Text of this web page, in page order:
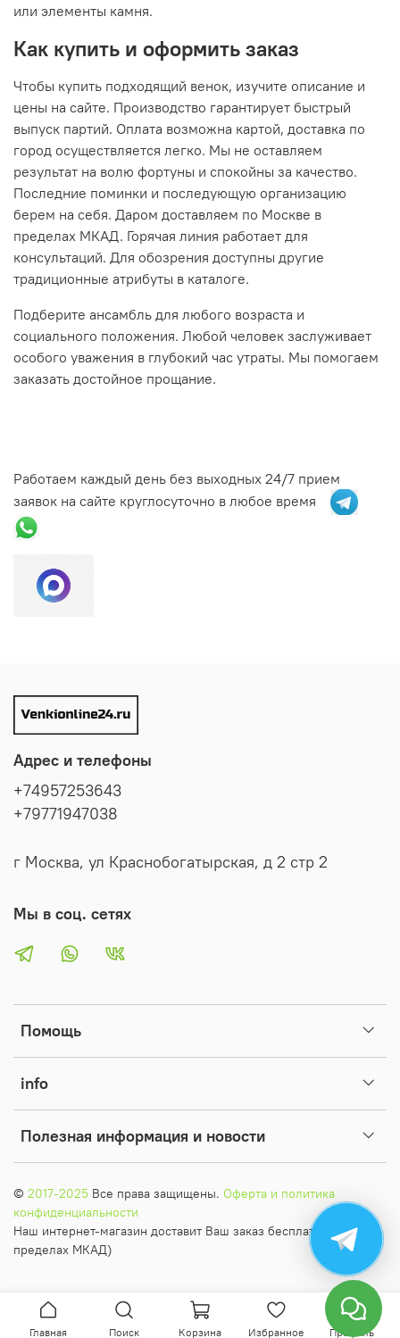
или элементы камня.
Как купить и оформить заказ
Чтобы купить подходящий венок, изучите описание и
цены на сайте. Производство гарантирует быстрый
выпуск партий. Оплата возможна картой, доставка по
город осуществляется легко. Мы не оставляем
результат на волю фортуны и спокойны за качество.
Последние поминки и последующую организацию
берем на себя. Даром доставляем по Москве в
пределах МКАД. Горячая линия работает для
консультаций. Для обозрения доступны другие
традиционные атрибуты в каталоге.
Подберите ансамбль для любого возраста и
социального положения. Любой человек заслуживает
особого уважения в глубокий час утраты. Мы помогаем
заказать достойное прощание.
Работаем каждый день без выходных 24/7 прием
заявок на сайте круглосуточно в любое время
Помощь
info
Полезная информация и новости
Адрес и телефоны
+74957253643
+79771947038
г Москва, ул Краснобогатырская, д 2 стр 2
Мы в соц. сетях
© 2017-2025 Все права защищены. Оферта и политика
конфиденциальности
Наш интернет-магазин доставит Ваш заказ бесплатно (в
пределах МКАД)
Главная Поиск Корзина Избранное Профиль